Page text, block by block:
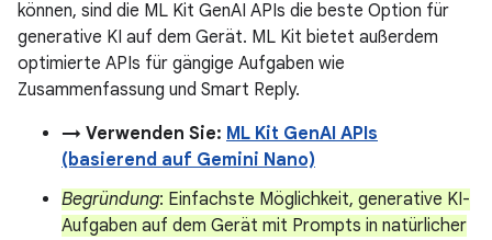
können, sind die ML Kit GenAI APIs die beste Option für
generative KI auf dem Gerät. ML Kit bietet außerdem
optimierte APIs für gängige Aufgaben wie
Zusammenfassung und Smart Reply.
→ Verwenden Sie: ML Kit GenAI APIs
(basierend auf Gemini Nano)
Begründung: Einfachste Möglichkeit, generative KI-
Aufgaben auf dem Gerät mit Prompts in natürlicher